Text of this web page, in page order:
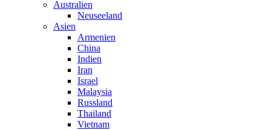
Australien
Neuseeland
Asien
Armenien
China
Indien
Iran
Israel
Malaysia
Russland
Thailand
Vietnam